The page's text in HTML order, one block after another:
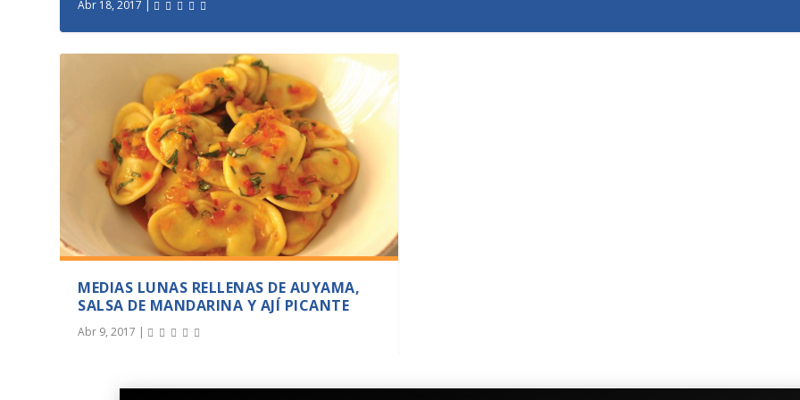
MEDIAS LUNAS RELLENAS DE AUYAMA,
SALSA DE MANDARINA Y AJÍ PICANTE
Abr 9, 2017 |